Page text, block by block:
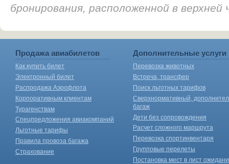
бронирования, расположенной в
Продажа авиабилетов
Как купить билет
Электронный билет
Распродажа Аэрофлота
Корпоративным клиентам
Турагенствам
Спецпредложения авиакомпаний
Льготные тарифы
Правила провоза багажа
Страхование
Дополнительные услуги
Перевозка животных
Встреча, трансфер
Поиск льготных тарифов
Сверхнормативный,
багаж
Дети без сопровождения
Расчет сложного маршрута
Перевозка спортинвентаря
Групповые перелеты
Постановка мест в лист